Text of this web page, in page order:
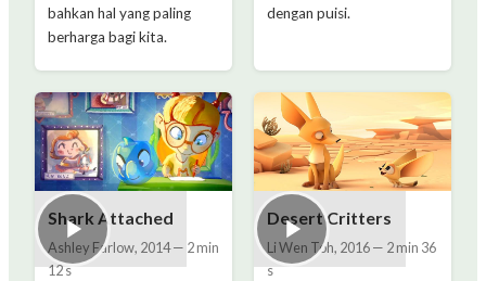
bahkan hal yang paling
berharga bagi kita.
dengan puisi.
Shark Attached
Ashley Farlow, 2014— 2 min
12 s
Desert Critters
Li Wen Toh, 2016— 2 min 36
s